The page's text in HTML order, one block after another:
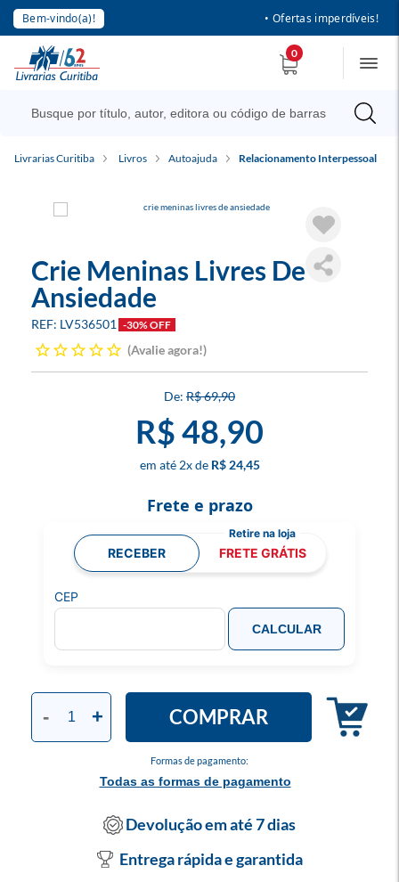
Bem-vindo(a)! • Ofertas imperdíveis!
0
Livrarias Curitiba Livros Autoajuda Relacionamento Interpessoal
Crie Meninas Livres De
Ansiedade
LV536501 -30% OFF
Avalie agora!
R$ 69,90
R$ 48,90
2x R$ 24,45
Formas de pagamento:
Todas as formas de pagamento
- + COMPRAR
Frete e prazo
RECEBER FRETE GRÁTIS
CEP
CALCULAR
Devolução em até 7 dias
Entrega rápida e garantida